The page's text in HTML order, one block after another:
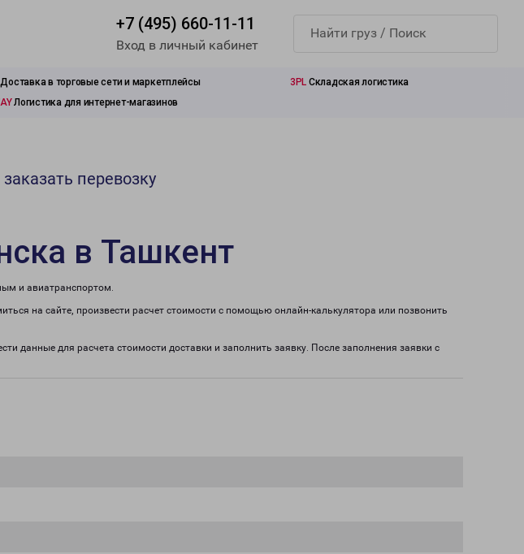
+7 (495) 660-11-11
Вход в личный кабинет
в торговые сети и маркетплейсы 3PL Складская логистика
Логистика для интернет-магазинов
перевозку
в Ташкент
и авиатранспортом.
на сайте, произвести расчет стоимости с помощью онлайн-калькулятора или позвонить
данные для расчета стоимости доставки и заполнить заявку. После заполнения заявки с